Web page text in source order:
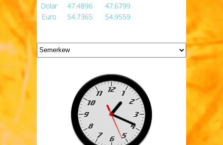
Dolar
47.4896
47.6799
Euro
54.7365 54.9559